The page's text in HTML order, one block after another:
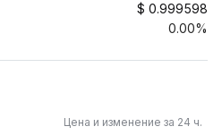
$ 0.999598
0.00%
Цена и изменение за 24 ч.